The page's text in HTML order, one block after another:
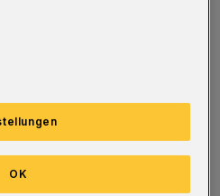
Impfstelle im
deren Öffnungszeiten
Uhr sowie freitags von
bleiben. Die
OK